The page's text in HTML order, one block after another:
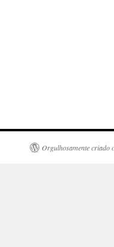
Orgulhosamente criado